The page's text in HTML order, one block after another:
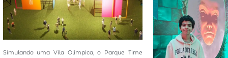
Simulando uma Vila Olímpica, o Parque Time